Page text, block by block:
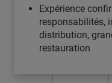
Expérience
responsabilités,
distribution,
restauration